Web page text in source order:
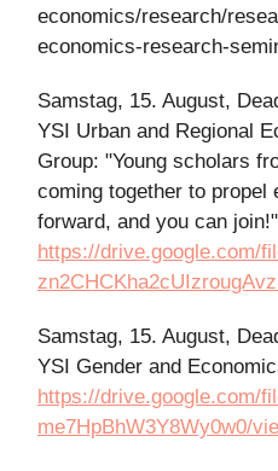
economics/research/
economics-research-
Samstag, 15. August,
YSI Urban and Regional
Group: "Young scholars
coming together to propel
forward, and you can join!"
https://drive.google.com/
Samstag, 15. August,
YSI Gender and
https://drive.google.com/
me7HpBhW3Y8Wy0w0/